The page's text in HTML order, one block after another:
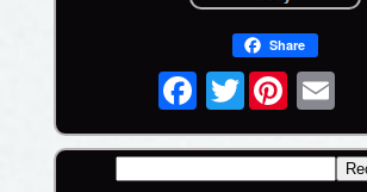
Share
Twitter